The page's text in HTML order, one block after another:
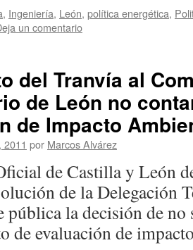
, Ingeniería, León, política energética,
un comentario
del Tranvía al
de León no
de Impacto
2011 por Marcos Alvárez
de Castilla y León
de la Delegación
pública la decisión de no
de evaluación de